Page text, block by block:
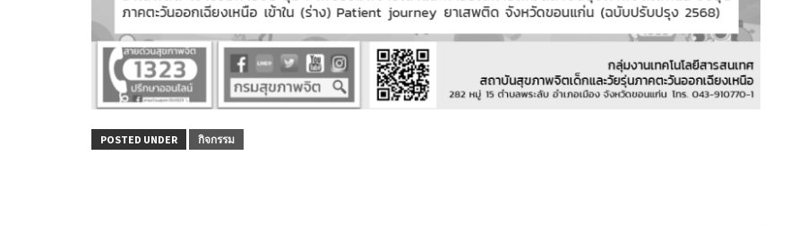
POSTED UNDER กิจกรรม